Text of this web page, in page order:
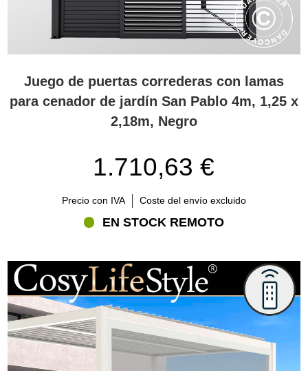
Juego de puertas correderas con lamas
para cenador de jardín San Pablo 4m, 1,25 x
2,18m, Negro
1.710,63 €
Precio con IVA Coste del envío excluido
EN STOCK REMOTO